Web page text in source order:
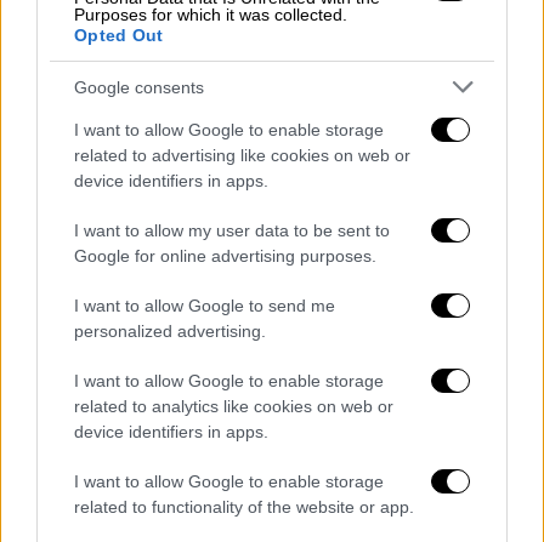
Purposes for which it was collected.
Opted Out
Google consents
I want to allow Google to enable storage
related to advertising like cookies on web or
device identifiers in apps.
I want to allow my user data to be sent to
Google for online advertising purposes.
I want to allow Google to send me
personalized advertising.
I want to allow Google to enable storage
related to analytics like cookies on web or
device identifiers in apps.
I want to allow Google to enable storage
related to functionality of the website or app.
καθήκοντος σε βαθμό πλημμελήματος και
τον επιχειρηματία Χρήστο Καλογρίτσα για
το αδίκημα της συνέργειας στο παραπάνω
αδίκημα.
Ο κ. Καλογρίτσας αναμένεται να απολογηθεί
Και στις δύο υποθέσεις, μόλις «κλείσει» ο
κύκλος των απολογιών, η δικογραφία θα
διαβιβαστεί σε εισαγγελέα, ο οποίος και θα
εισηγηθεί προς το δικαστικό συμβούλιο του
Ειδικού Δικαστηρίου την παραπομπή ή όχι
των κατηγορουμένων σε δίκη.
Τον τελικό λόγο για την ποινική μεταχείριση
όλων των προσώπων, πολιτικών και μη, θα